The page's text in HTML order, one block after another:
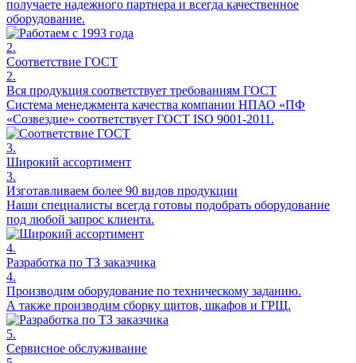
получаете надежного партнера и всегда качественное
оборудование.
2.
Соответствие ГОСТ
2.
Вся продукция соответствует требованиям ГОСТ
Система менеджмента качества компании НПАО «ПФ
«Созвездие» соответствует ГОСТ ISO 9001-2011.
3.
Широкий ассортимент
3.
Изготавливаем более 90 видов продукции
Наши специалисты всегда готовы подобрать оборудование
под любой запрос клиента.
4.
Разработка по ТЗ заказчика
4.
Производим оборудование по техническому заданию.
А также производим сборку щитов, шкафов и ГРЩ.
5.
Сервисное обслуживание